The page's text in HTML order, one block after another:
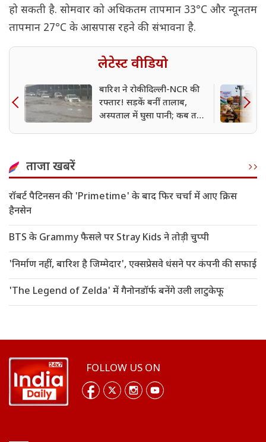
हो सकती है. सोमवार को अधिकतम तापमान 33°C और न्यूनतम
तापमान 27°C के आसपास रहने की संभावना है.
लेटेस्ट वीडियो
बारिश ने रोकी दिल्ली-NCR की
रफ्तार! सड़कें बनीं तालाब,
अस्पताल में घुसा पानी; कब तक
ताजा खबरें
रॉबर्ट पैटिनसन की 'Primetime' के बाद फिर चर्चा में आए क्रिस
हैनसेन
BTS के Grammy फैसले पर Stray Kids ने तोड़ी चुप्पी
'निर्माण नहीं, बारिश है जिम्मेदार', एक्सप्रेसवे धंसने पर कंपनी की सफाई
'The Legend of Zelda' में गैनोनडॉर्फ बनेंगे उली लाटुकेफू
FOLLOW US ON